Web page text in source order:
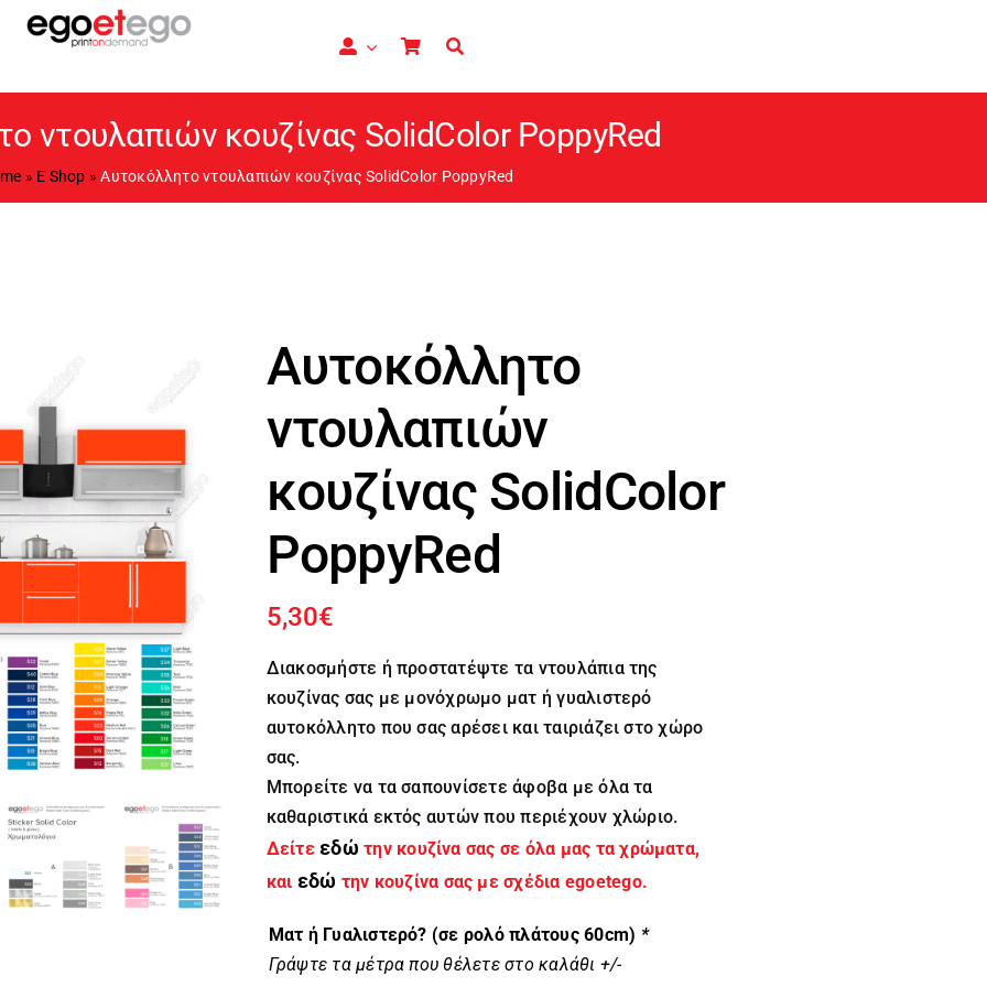
ντουλαπιών κουζίνας SolidColor PoppyRed
» E Shop »Αυτοκόλλητο ντουλαπιών κουζίνας SolidColor PoppyRed
Αυτοκόλλητο
ντουλαπιών
κουζίνας SolidColor
PoppyRed
5,30€
Διακοσμήστε ή προστατέψτε τα ντουλάπια της
κουζίνας σας με μονόχρωμο ματ ή γυαλιστερό
αυτοκόλλητο που σας αρέσει και ταιριάζει στο χώρο
σας.
Μπορείτε να τα σαπουνίσετε άφοβα με όλα τα
καθαριστικά εκτός αυτών που περιέχουν χλώριο.
Δείτεεδώτην κουζίνα σας σε όλα μας τα χρώματα,
και εδώ την κουζίνα σας με σχέδια egoetego.
Ματ ή Γυαλιστερό? (σε ρολό πλάτους 60cm) *
Γράψτε τα μέτρα που θέλετε στο καλάθι +/-